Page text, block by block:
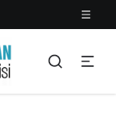
Berkah, Ada